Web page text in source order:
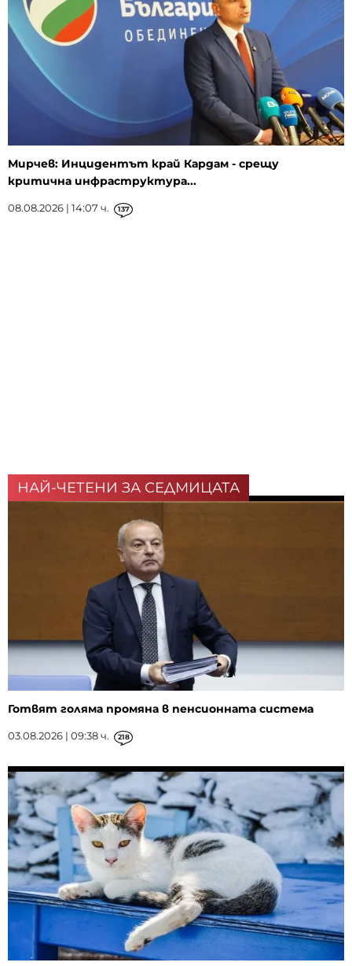
Мирчев: Инцидентът край Кардам - срещу
критична инфраструктура...
08.08.2026 | 14:07 ч. 137
НАЙ-ЧЕТЕНИ ЗА СЕДМИЦАТА
Готвят голяма промяна в пенсионната система
03.08.2026 | 09:38 ч. 218